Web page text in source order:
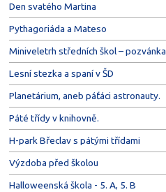
Den svatého Martina
Pythagoriáda a Mateso
Miniveletrh středních škol – pozvánka
Lesní stezka a spaní v ŠD
Planetárium, aneb páťáci astronauty.
Páté třídy v knihovně.
H-park Břeclav s pátými třídami
Výzdoba před školou
Halloweenská škola - 5. A, 5. B